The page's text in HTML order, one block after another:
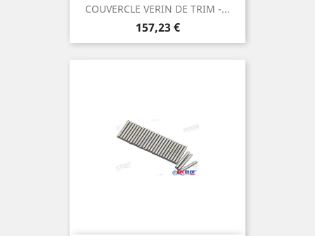
COUVERCLE VERIN DE TRIM -...
Prix
157,23 €